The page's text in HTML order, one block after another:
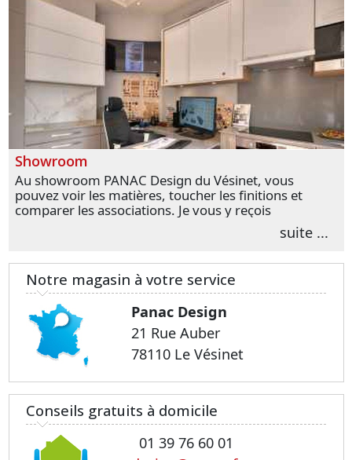
Showroom
Au showroom PANAC Design du Vésinet, vous
pouvez voir les matières, toucher les finitions et
comparer les associations. Je vous y reçois
personnellement pour parler de votre projet et
transformer vos premières idées en choix plussuite ...
Notre magasin à votre service
Panac Design
21 Rue Auber
78110 Le Vésinet
Conseils gratuits à domicile
01 39 76 60 01